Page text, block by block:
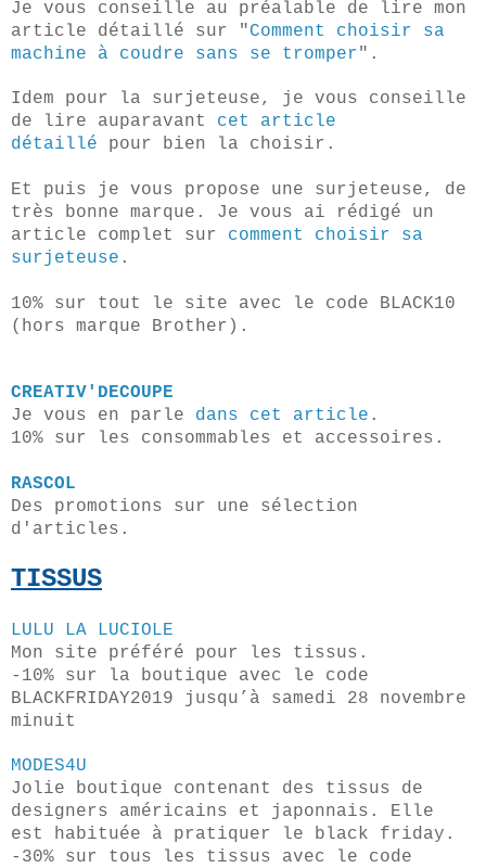
Je vous conseille au préalable de lire mon
article détaillé sur "Comment choisir sa
machine à coudre sans se tromper".
Idem pour la surjeteuse, je vous conseille
de lire auparavant cet article
détaillé pour bien la choisir.
Et puis je vous propose une surjeteuse, de
très bonne marque. Je vous ai rédigé un
article complet sur comment choisir sa
surjeteuse .
10% sur tout le site avec le code BLACK10
(hors marque Brother).
CREATIV'DECOUPE
Je vous en parle dans cet article .
10% sur les consommables et accessoires.
RASCOL
Des promotions sur une sélection
d'articles.
TISSUS
LULU LA LUCIOLE
Mon site préféré pour les tissus.
-10% sur la boutique avec le code
BLACKFRIDAY2019 jusqu’à samedi 28 novembre
minuit
MODES4U
Jolie boutique contenant des tissus de
designers américains et japonnais. Elle
est habituée à pratiquer le black friday.
-30% sur tous les tissus avec le code